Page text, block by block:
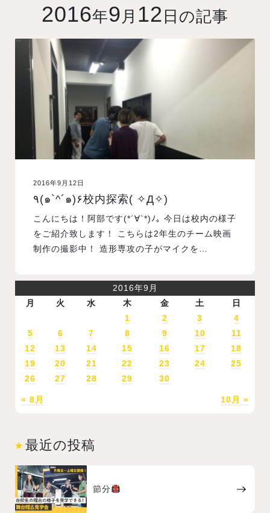
学生生活
就職・デビュー
入試案内
学校情報
オープンキャンパス
訪問者別メニュー
2016年9 月 12 日の記事
2016年9月12日
٩(๑`^´๑)۶校内探索( ✧Д✧)
こんにちは！阿部です(*´∀`*)ﾉ｡ 今日は校内の様子
をご紹介致します！ こちらは2年生のチーム映画
制作の撮影中！ 造形専攻の子がマイクを…
2016年9月
月
火 水 木 金 土 日
« 8月 10月 »
1 2 3
4
5
6 7 8 9 10
11
12
13 14 15 16 17
18
19
20 21 22 23 24
25
26
27 28 29 30
最近の投稿
節分